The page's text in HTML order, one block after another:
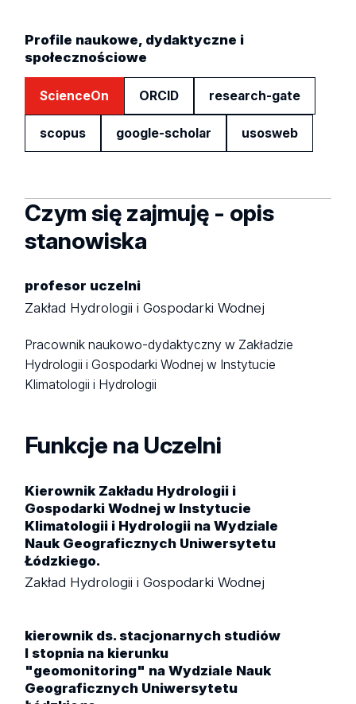
Profile naukowe, dydaktyczne i
społecznościowe
ScienceOn ORCID research-gate
scopus google-scholar usosweb
Czym się zajmuję - opis
stanowiska
profesor uczelni
Zakład Hydrologii i Gospodarki Wodnej
Pracownik naukowo-dydaktyczny w Zakładzie
Hydrologii i Gospodarki Wodnej w Instytucie
Klimatologii i Hydrologii
Funkcje na Uczelni
Kierownik Zakładu Hydrologii i
Gospodarki Wodnej w Instytucie
Klimatologii i Hydrologii na Wydziale
Nauk Geograficznych Uniwersytetu
Łódzkiego.
Zakład Hydrologii i Gospodarki Wodnej
kierownik ds. stacjonarnych studiów
I stopnia na kierunku
"geomonitoring" na Wydziale Nauk
Geograficznych Uniwersytetu